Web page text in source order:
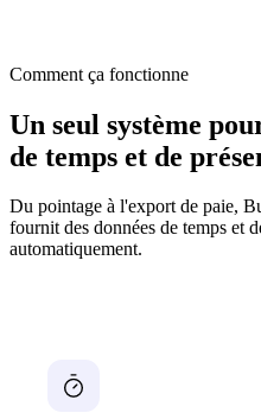
Comment ça fonctionne
Un seul système
de temps et de
Du pointage à l'export de paie,
fournit des données de temps et
automatiquement.